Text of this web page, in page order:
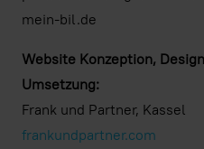
mein-bil.de
Website Konzeption,
Umsetzung:
Frank und Partner, Kassel
frankundpartner.com